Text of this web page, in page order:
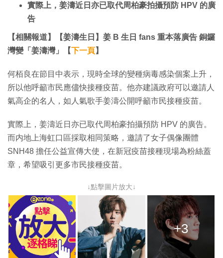
實際上，姜濤近日亦已取代周柏豪拍攝預防 HPV 的廣
告
【相關報道】【姜濤生日】姜 B 生日 fans 重本落廣告 銅鑼
灣變「姜濤灣」【下一頁】
何栢良在節目中表示，現時全球的變種病毒感染個案上升，
所以他呼籲市民應儘快接種疫苗。他亦建議政府可以邀請人
氣高企的名人，如人氣歌手姜濤公開呼籲市民接種疫苗。
實際上，姜濤近日亦已取代周柏豪拍攝預防 HPV 的廣告。
而内地上海虹口區採取相同策略，邀請了女子偶像團體
SNH48 擔任公益宣傳大使，在新冠疫苗接種現場為粉絲蓋
章，希望吸引更多市民接種疫苗。
↓點擊圖片放大↓
+3